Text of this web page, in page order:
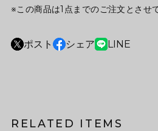
※この商品は1点までのご注文とさせ
ポスト シェア LINE
RELATED ITEMS